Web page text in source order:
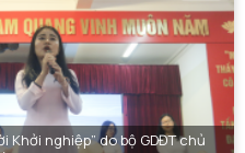
Khởi nghiệp” do bộ GDĐT chủ